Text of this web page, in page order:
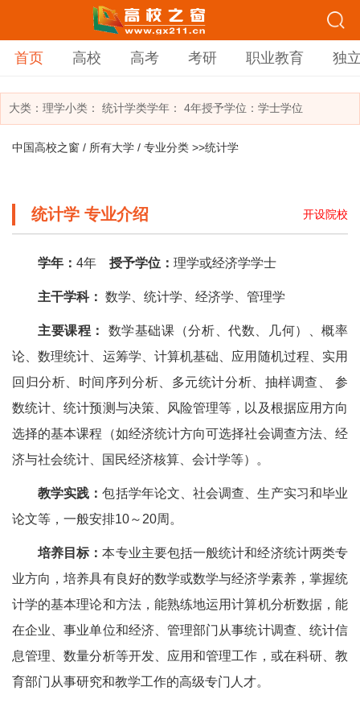
首页 高校 高考 考研 职业教育 独
大类： 理学小类： 统计学类学年： 4年授予学位：学士学位
中国高校之窗 / 所有大学 / 专业分类 >>统计学
统计学 专业介绍 开设院校
学年： 4年 授予学位： 理学或经济学学士
主干学科： 数学、统计学、经济学、管理学
主要课程：
数学基础课（分析、代数、几何）、概率
论、数理统计、运筹学、计算机基础、应用随机过程、实用
回归分析、时间序列分析、多元统计分析、抽样调查、 参
数统计、统计预测与决策、风险管理等，以及根据应用方向
选择的基本课程（如经济统计方向可选择社会调查方法、经
济与社会统计、国民经济核算、会计学等）。
教学实践：包括学年论文、社会调查、生产实习和毕业
论文等，一般安排10～20周。
培养目标：本专业主要包括一般统计和经济统计两类专
业方向，培养具有良好的数学或数学与经济学素养，掌握统
计学的基本理论和方法，能熟练地运用计算机分析数据，能
在企业、事业单位和经济、管理部门从事统计调查、统计信
息管理、数量分析等开发、应用和管理工作，或在科研、教
育部门从事研究和教学工作的高级专门人才。